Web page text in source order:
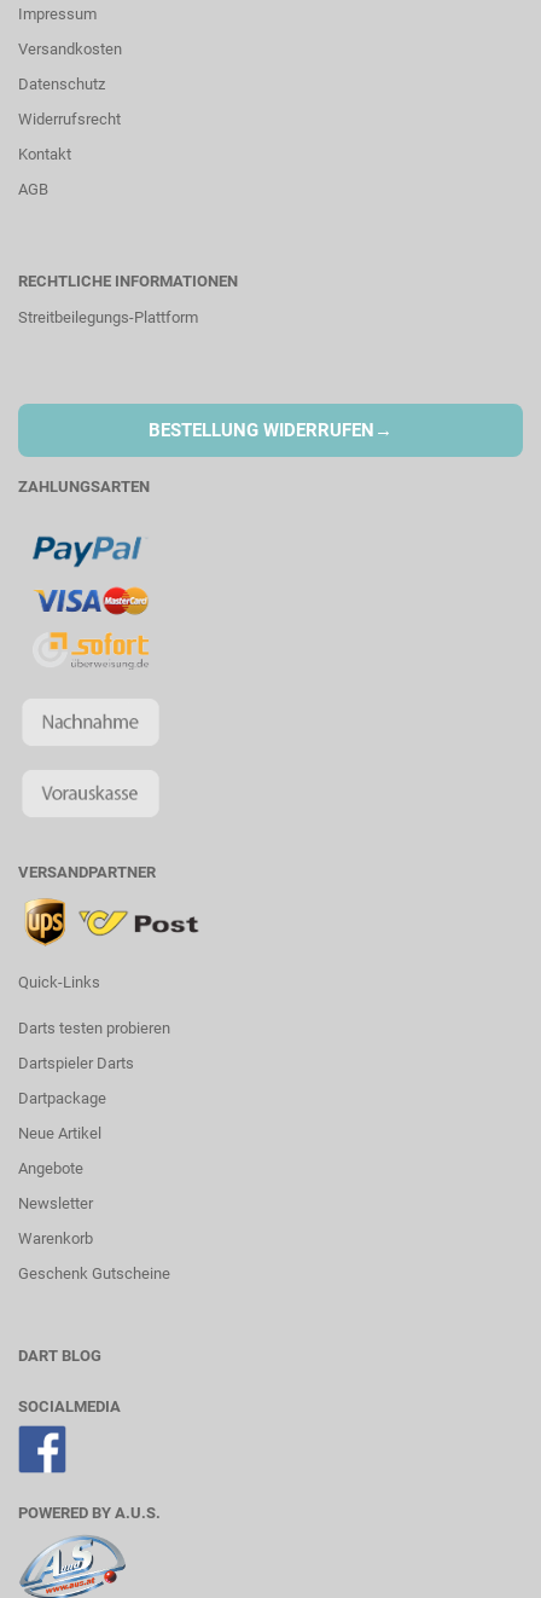
Impressum
Versandkosten
Datenschutz
Widerrufsrecht
Kontakt
AGB
RECHTLICHE INFORMATIONEN
Streitbeilegungs-Plattform
BESTELLUNG WIDERRUFEN →
ZAHLUNGSARTEN
VERSANDPARTNER
Quick-Links
Darts testen probieren
Dartspieler Darts
Dartpackage
Neue Artikel
Angebote
Newsletter
Warenkorb
Geschenk Gutscheine
DART BLOG
SOCIALMEDIA
POWERED BY A.U.S.